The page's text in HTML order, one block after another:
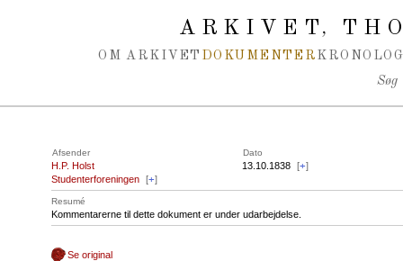
ARKIVET,
OM ARKIVET DOKUMENTER
Søg
Afsender Dato
H.P. Holst
Studenterforeningen
[+]
13.10.1838 [+]
Resumé
Kommentarerne til dette dokument er under udarbejdelse.
Se original